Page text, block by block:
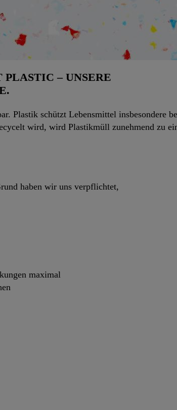
– UNSERE
Plastik schützt Lebensmittel insbesondere
wird, wird Plastikmüll zunehmend zu
haben wir uns verpflichtet,
maximal